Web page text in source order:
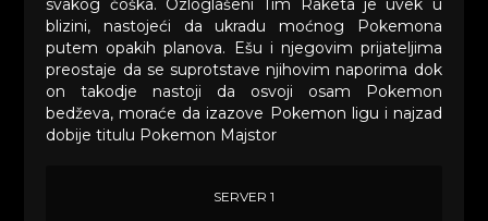
svakog ćoška. Ozloglašeni Tim Raketa je uvek u
blizini, nastojeći da ukradu moćnog Pokemona
putem opakih planova. Ešu i njegovim prijateljima
preostaje da se suprotstave njihovim naporima dok
on takodje nastoji da osvoji osam Pokemon
bedževa, moraće da izazove Pokemon ligu i najzad
dobije titulu Pokemon Majstor
SERVER 1